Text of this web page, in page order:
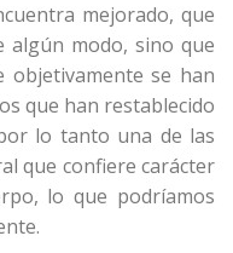
mejorado, que
algún modo, sino que
objetivamente se han
que han restablecido
lo tanto una de las
que confiere carácter
lo que podríamos